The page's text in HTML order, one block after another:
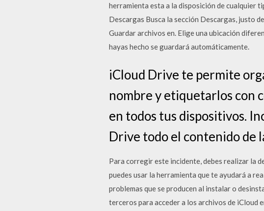
herramienta esta a la disposición de cualquier
Descargas Busca la sección Descargas, justo
Guardar archivos en. Elige una ubicación
hayas hecho se guardará automáticamente.
iCloud Drive te permite
nombre y etiquetarlos con
en todos tus dispositivos.
Drive todo el contenido de
Para corregir este incidente, debes realizar la
puedes usar la herramienta que te ayudará a
problemas que se producen al instalar o
terceros para acceder a los archivos de iCloud